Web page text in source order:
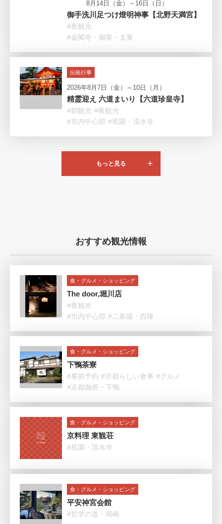
8月14日（金）～16日（日）
御手洗川足つけ燈明神事【北野天満宮】
#夜観光
#金閣寺・御室・太秦
伝統行事
2026年8月7日（金）～10日（月）
精霊迎え 六道まいり【六道珍皇寺】
#朝観光 #夜観光
#市内中心部 #祇園・清水寺
もっと見る
おすすめ観光情報
食・グルメ・ショッピング
The door,堀川店
#夜観光
#市内中心部 #二条城・西陣
食・グルメ・ショッピング
下鴨茶寮
#事前予約 #京都らしい食事 #グルメ
#京都御所・下鴨
食・グルメ・ショッピング
京料理 東観荘
#祇園・清水寺
食・グルメ・ショッピング
平安神宮会館
#哲学の道・岡崎